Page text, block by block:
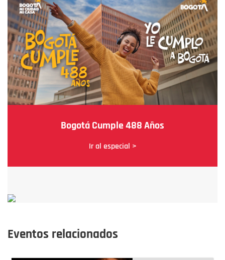
Bogotá Cumple 488 Años
Ir al especial >
Eventos relacionados